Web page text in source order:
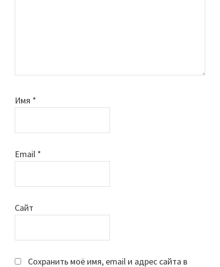
Имя *
Email *
Сайт
Сохранить моё имя, email и адрес сайта в